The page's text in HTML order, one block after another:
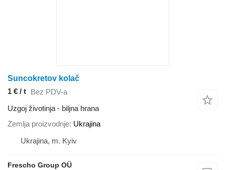
Suncokretov kolač
1 € / t Bez PDV-a
Uzgoj životinja - biljna hrana
Zemlja proizvodnje Ukrajina
Ukrajina, m. Kyiv
Frescho Group OÜ